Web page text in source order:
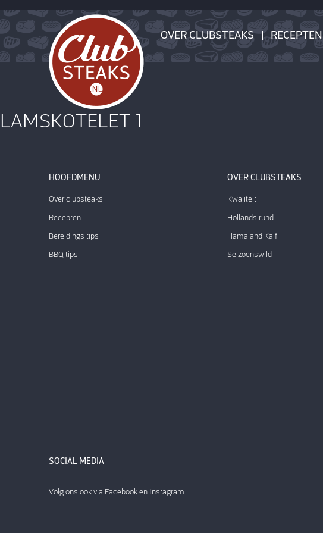
OVER CLUBSTEAKS RECEPTEN
LAMSKOTELET 1
HOOFDMENU
Over clubsteaks
Recepten
Bereidings tips
BBQ tips
OVER CLUBSTEAKS
Kwaliteit
Hollands rund
Hamaland Kalf
Seizoenswild
SOCIAL MEDIA
Volg ons ook via Facebook en Instagram.